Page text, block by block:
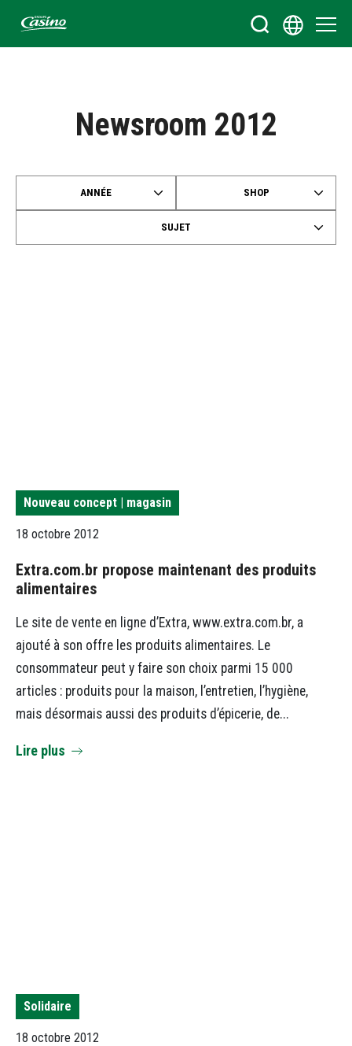
Bienvenue sur le site du Groupe Casino
Newsroom 2012
ANNÉE SHOP
SUJET
Nouveau concept | magasin
18 octobre 2012
Extra.com.br propose maintenant des produits
alimentaires
Le site de vente en ligne d’Extra, www.extra.com.br, a
ajouté à son offre les produits alimentaires. Le
consommateur peut y faire son choix parmi 15 000
articles : produits pour la maison, l’entretien, l’hygiène,
mais désormais aussi des produits d’épicerie, de...
Lire plus
Solidaire
18 octobre 2012